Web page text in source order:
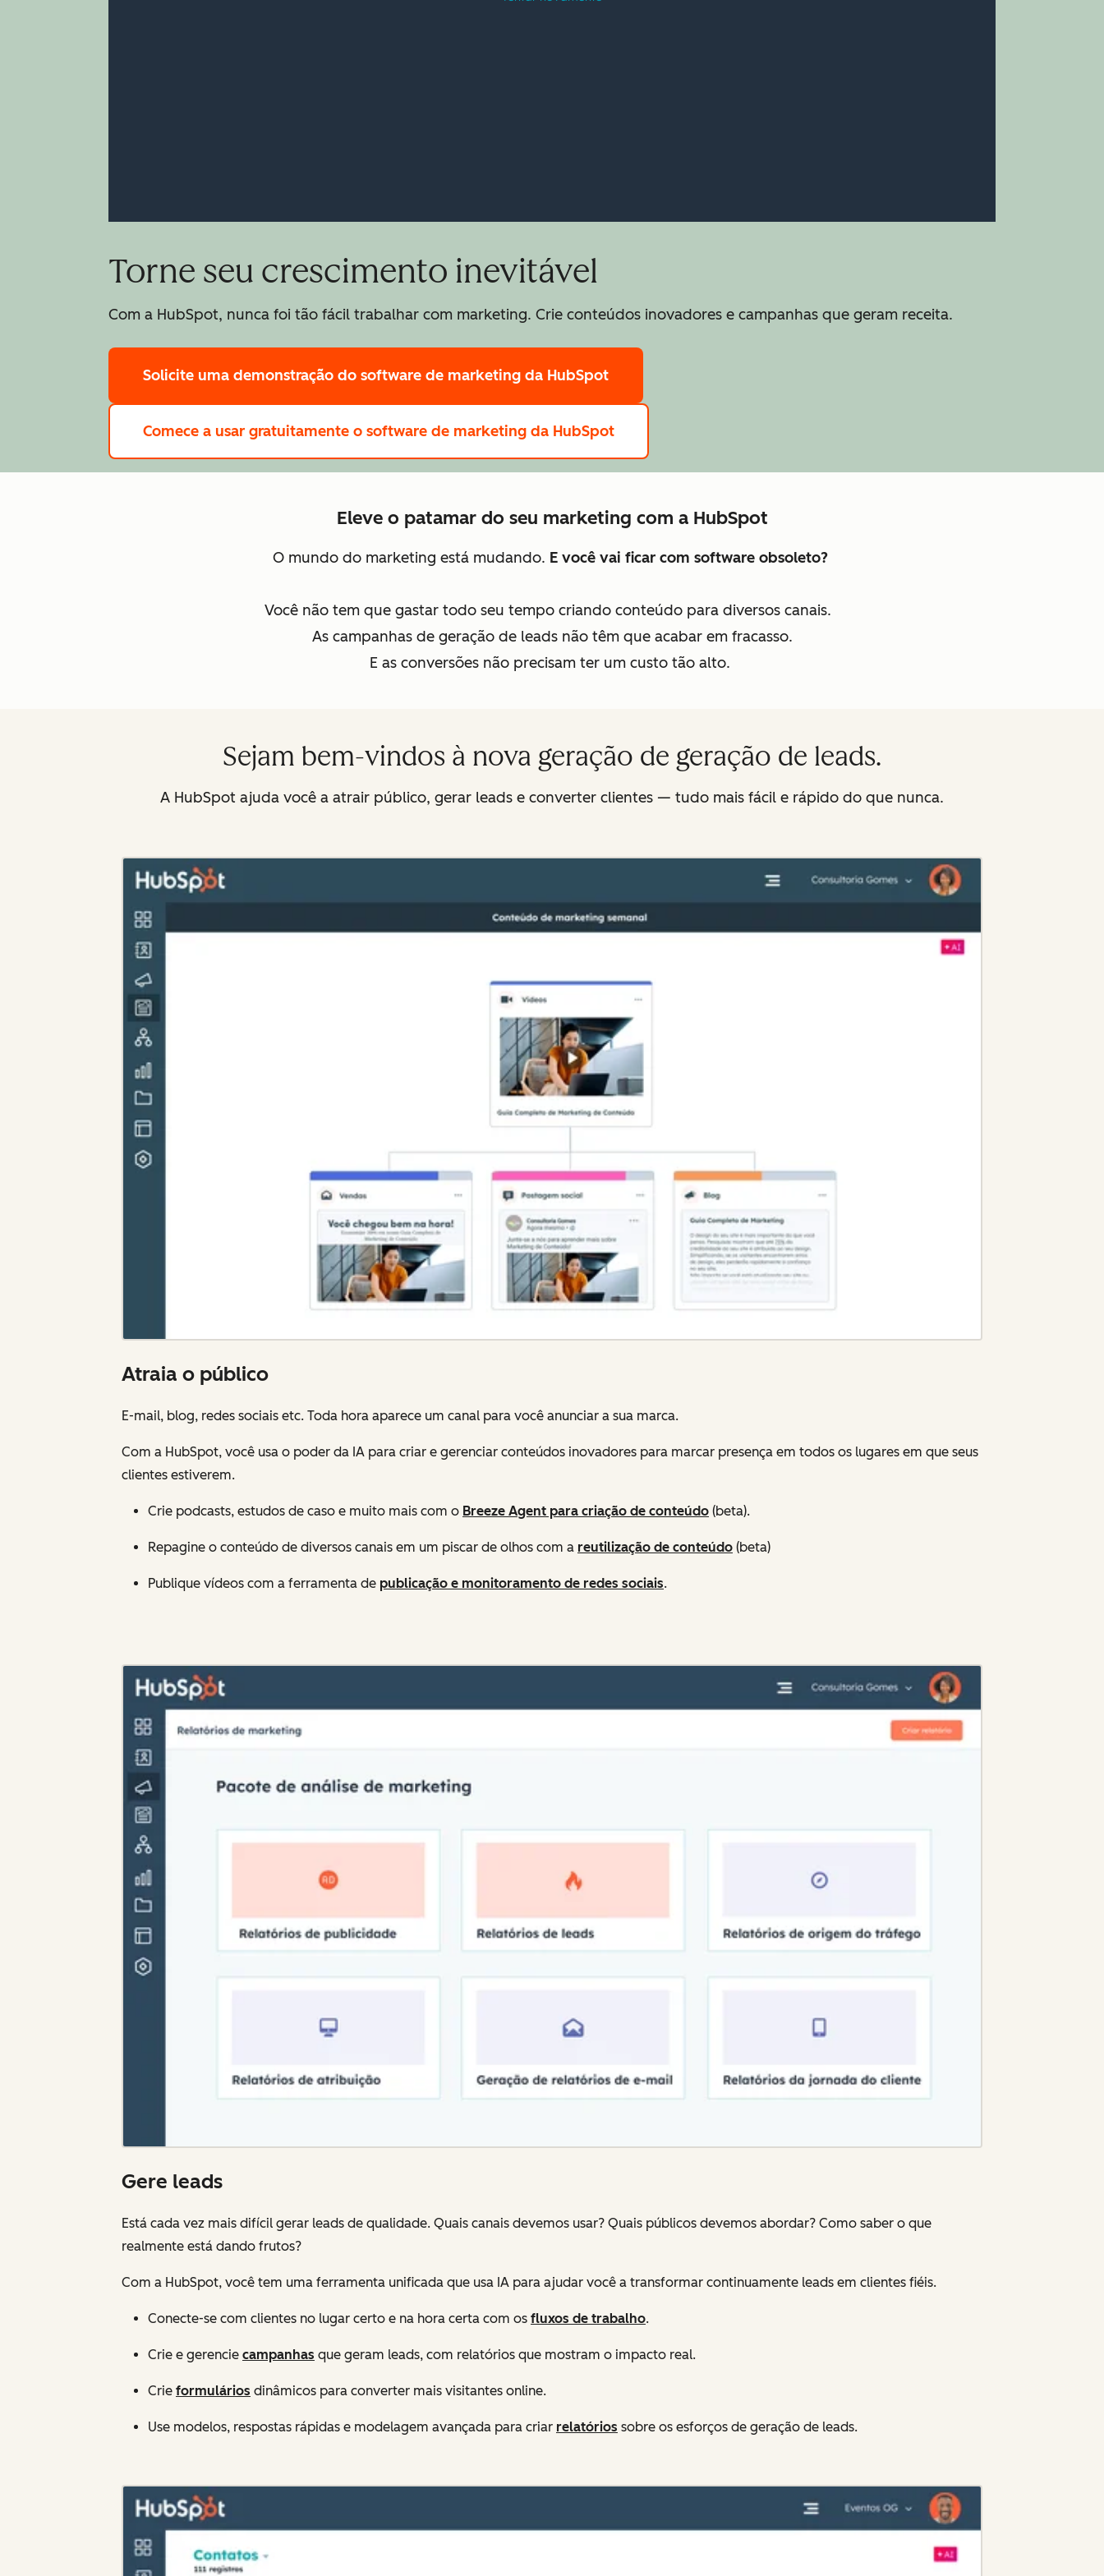
Torne seu crescimento inevitável
Com a HubSpot, nunca foi tão fácil trabalhar com marketing. Crie conteúdos inovadores e campanhas que geram receita.
Solicite uma demonstração do software de marketing da HubSpot
Comece a usar gratuitamente o software de marketing da HubSpot
Eleve o patamar do seu marketing com a HubSpot
O mundo do marketing está mudando. E você vai ficar com software obsoleto?
Você não tem que gastar todo seu tempo criando conteúdo para diversos canais.
As campanhas de geração de leads não têm que acabar em fracasso.
E as conversões não precisam ter um custo tão alto.
Sejam bem-vindos à nova geração de geração de leads.
A HubSpot ajuda você a atrair público, gerar leads e converter clientes — tudo mais fácil e rápido do que nunca.
Atraia o público
E-mail, blog, redes sociais etc. Toda hora aparece um canal para você anunciar a sua marca.
Com a HubSpot, você usa o poder da IA para criar e gerenciar conteúdos inovadores para marcar presença em todos os lugares em que seus
clientes estiverem.
Crie podcasts, estudos de caso e muito mais com o Breeze Agent para criação de conteúdo (beta).
Repagine o conteúdo de diversos canais em um piscar de olhos com a reutilização de conteúdo (beta)
Publique vídeos com a ferramenta de publicação e monitoramento de redes sociais.
Gere leads
Está cada vez mais difícil gerar leads de qualidade. Quais canais devemos usar? Quais públicos devemos abordar? Como saber o que
realmente está dando frutos?
Com a HubSpot, você tem uma ferramenta unificada que usa IA para ajudar você a transformar continuamente leads em clientes fiéis.
Conecte-se com clientes no lugar certo e na hora certa com os fluxos de trabalho.
Crie e gerencie campanhas que geram leads, com relatórios que mostram o impacto real.
Crie formulários dinâmicos para converter mais visitantes online.
Use modelos, respostas rápidas e modelagem avançada para criar relatórios sobre os esforços de geração de leads.